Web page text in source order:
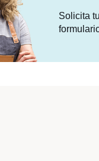
Solicita